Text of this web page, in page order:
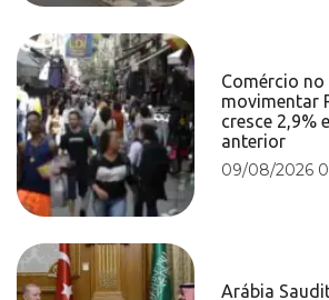
Comércio no
movimentar
cresce 2,9%
anterior
09/08/2026
Arábia